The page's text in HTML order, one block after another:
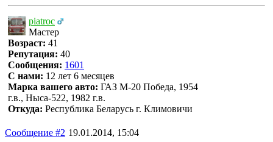
piatroc
Мастер
Возраст: 41
Репутация: 40
Сообщения: 1601
С нами: 12 лет 6 месяцев
Марка вашего авто: ГАЗ М-20 Победа, 1954
г.в., Ныса-522, 1982 г.в.
Откуда: Республика Беларусь г. Климовичи
Сообщение #2 19.01.2014, 15:04